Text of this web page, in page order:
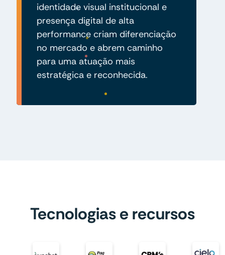
identidade visual institucional e
presença digital de alta
performance criam diferenciação
no mercado e abrem caminho
para uma atuação mais
estratégica e reconhecida.
Tecnologias e recursos